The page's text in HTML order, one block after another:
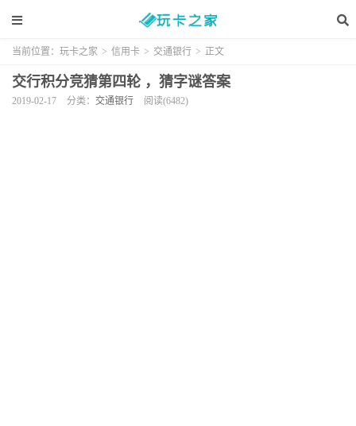
当前位置： 玩卡之家 > 信用卡 > 交通银行 > 正文
交行积分竞猜第四轮 ，猜字谜答案
2019-02-17 分类： 交通银行 阅读(6482)